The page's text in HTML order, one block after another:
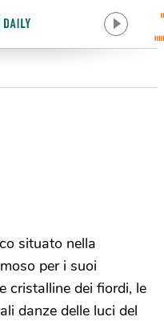
situato nella
per i suoi
cristalline dei fiordi, le
danze delle luci del